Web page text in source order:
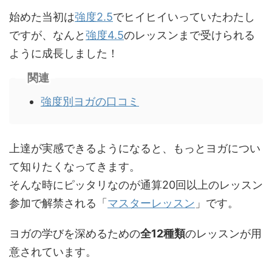
始めた当初は強度2.5でヒイヒイいっていたわたし
ですが、なんと強度4.5のレッスンまで受けられる
ように成長しました！
関連
強度別ヨガの口コミ
上達が実感できるようになると、もっとヨガについ
て知りたくなってきます。
そんな時にピッタリなのが通算20回以上のレッスン
参加で解禁される「 マスターレッスン 」です。
ヨガの学びを深めるための全12種類のレッスンが用
意されています。